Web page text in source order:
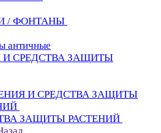
/ ФОНТАНЫ
античные
И СРЕДСТВА ЗАЩИТЫ
И СРЕДСТВА ЗАЩИТЫ
ЗАЩИТЫ РАСТЕНИЙ